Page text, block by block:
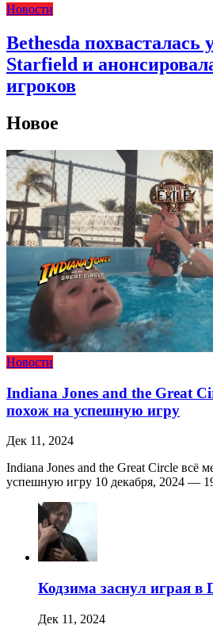
Новости
Bethesda похвасталась
Starfield и
игроков
Новое
Новости
Indiana Jones and the Great
похож на успешную игру
Дек 11, 2024
Indiana Jones and the Great Circle всё
успешную игру 10 декабря, 2024 —
Кодзима заснул играя в
Дек 11, 2024